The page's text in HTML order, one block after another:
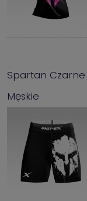
Spartan
Męskie